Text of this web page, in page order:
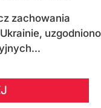
zachowania
uzgodniono